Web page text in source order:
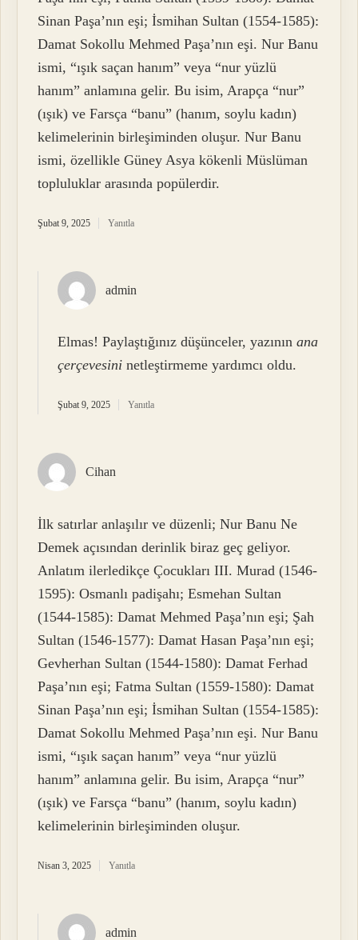
Sinan Paşa’nın eşi; İsmihan Sultan (1554-1585):
Damat Sokollu Mehmed Paşa’nın eşi. Nur Banu
ismi, “ışık saçan hanım” veya “nur yüzlü
hanım” anlamına gelir. Bu isim, Arapça “nur”
(ışık) ve Farsça “banu” (hanım, soylu kadın)
kelimelerinin birleşiminden oluşur. Nur Banu
ismi, özellikle Güney Asya kökenli Müslüman
topluluklar arasında popülerdir.
Şubat 9, 2025 Yanıtla
admin
Elmas! Paylaştığınız düşünceler, yazınınana
çerçevesini netleştirmeme yardımcı oldu.
Şubat 9, 2025 Yanıtla
Cihan
İlk satırlar anlaşılır ve düzenli; Nur Banu Ne
Demek açısından derinlik biraz geç geliyor.
Anlatım ilerledikçe Çocukları III. Murad (1546-
1595): Osmanlı padişahı; Esmehan Sultan
(1544-1585): Damat Mehmed Paşa’nın eşi; Şah
Sultan (1546-1577): Damat Hasan Paşa’nın eşi;
Gevherhan Sultan (1544-1580): Damat Ferhad
Paşa’nın eşi; Fatma Sultan (1559-1580): Damat
Sinan Paşa’nın eşi; İsmihan Sultan (1554-1585):
Damat Sokollu Mehmed Paşa’nın eşi. Nur Banu
ismi, “ışık saçan hanım” veya “nur yüzlü
hanım” anlamına gelir. Bu isim, Arapça “nur”
(ışık) ve Farsça “banu” (hanım, soylu kadın)
kelimelerinin birleşiminden oluşur.
Nisan 3, 2025 Yanıtla
admin